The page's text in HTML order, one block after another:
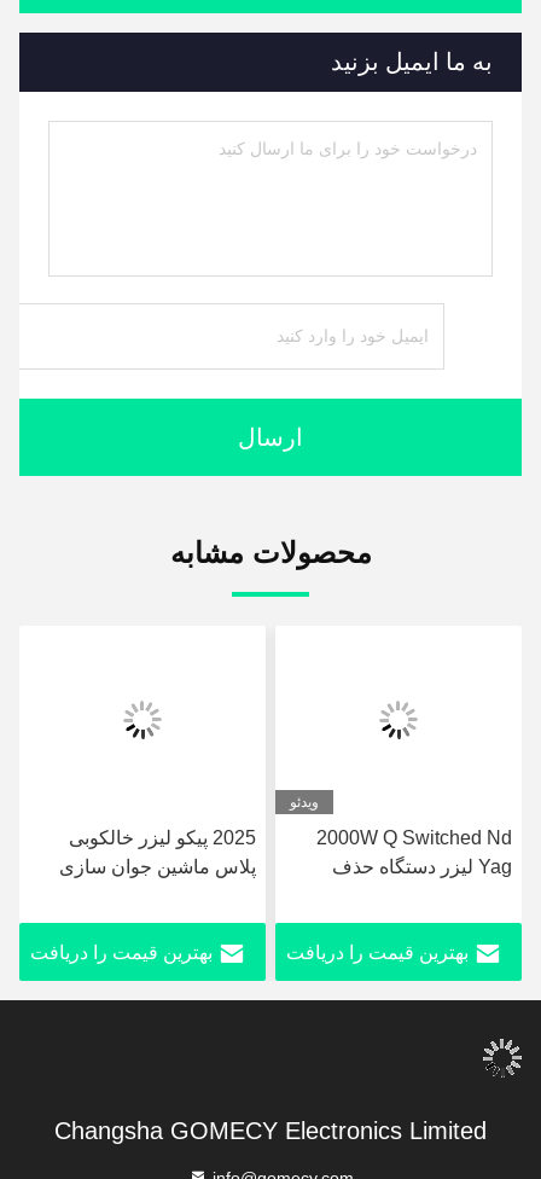
به ما ایمیل بزنید
ارسال
محصولات مشابه
ویدئو
2000W Q Switched Nd
Yag لیزر دستگاه حذف
لمسی ال سی دی
بهترین قیمت را دریافت
2025 پیکو لیزر خالکوبی
پلاس ماشین جوان سازی
755nm پیکو ماشین لزر دوم
بهترین قیمت را دریافت
Changsha GOMECY Electronics Limited